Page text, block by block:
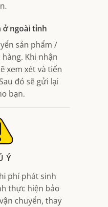
ngoài tỉnh
sản phẩm /
Khi nhận
xem xét và tiến
đó sẽ gửi lại
bạn.
Ý
phí phát sinh
thực hiện bảo
chuyển, thay